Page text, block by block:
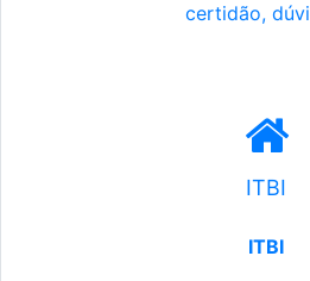
certidão,
ITBI
ITBI